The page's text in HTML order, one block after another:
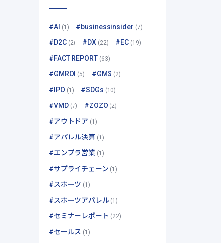
#AI (1) #businessinsider (7)
#D2C(2) #DX(22) #EC(19)
#FACT REPORT (63)
#GMROI (5) #GMS (2)
#IPO (1) #SDGs (10)
#VMD(7) #ZOZO (2)
#アウトドア (1)
#アパレル決算(1)
#エンプラ営業(1)
#サプライチェーン (1)
#スポーツ (1)
#スポーツアパレル(1)
#セミナーレポート (22)
#セールス (1)